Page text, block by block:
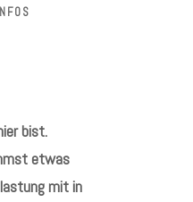
bist.
etwas
mit in